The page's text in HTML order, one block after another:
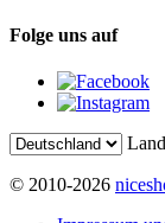
Folge uns auf
© 2010-2026